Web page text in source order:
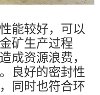
能较好，可以
矿生产过程
成资源浪费，
良好的密封性
同时也符合环